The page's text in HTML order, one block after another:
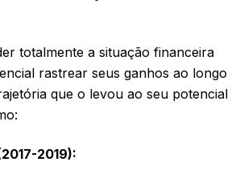
totalmente a situação financeira
rastrear seus ganhos ao longo
que o levou ao seu potencial
2019):